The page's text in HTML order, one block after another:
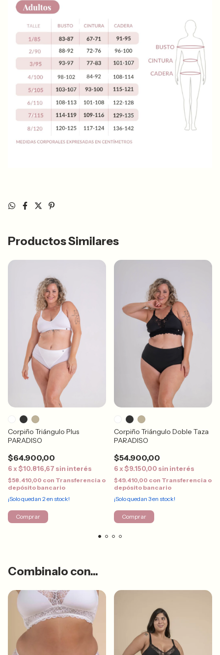
Productos Similares
Corpiño Triángulo Plus
PARADISO
$64.900,00
6 x$10.816,67 sin interés
$58.410,00 con Transferencia o
depósito bancario
¡Solo quedan 2en stock!
Comprar
Corpiño Triángulo Doble Taza
PARADISO
$54.900,00
6 x$9.150,00 sin interés
$49.410,00 con Transferencia o
depósito bancario
¡Solo quedan 3en stock!
Comprar
Combinalo con...